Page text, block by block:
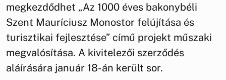
megkezdődhet „Az 1000 éves bakonybéli
Szent Mauríciusz Monostor felújítása és
turisztikai fejlesztése” című projekt műszaki
megvalósítása. A kivitelezői szerződés
aláírására január 18-án került sor.